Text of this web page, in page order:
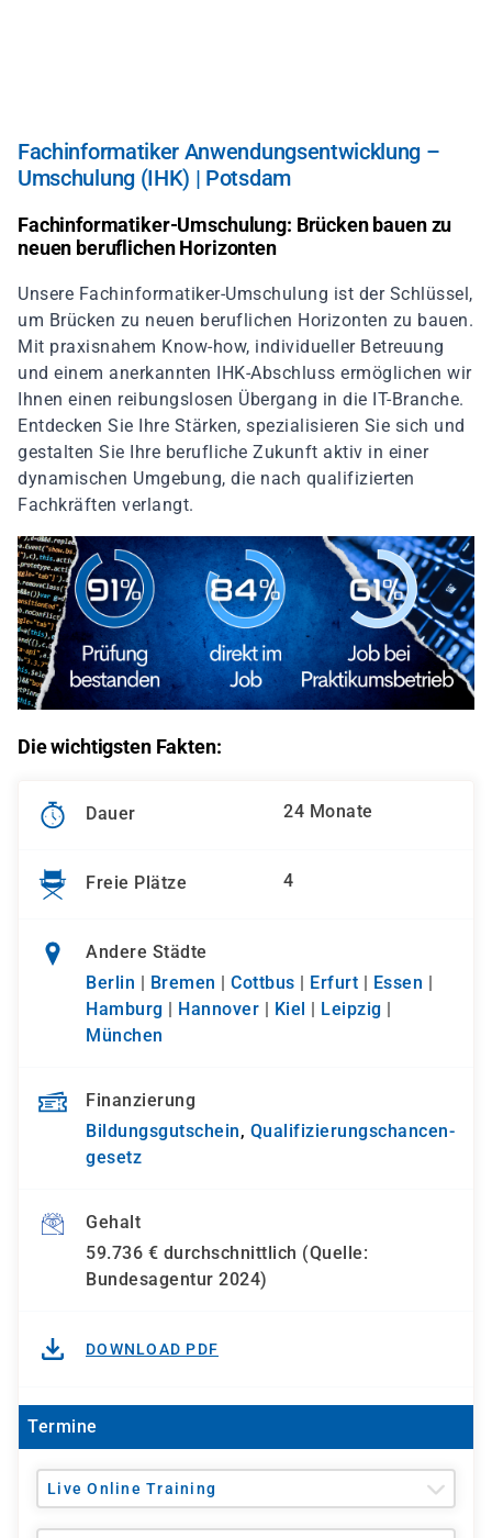
Fachinformatiker Anwendungsentwicklung –
Umschulung (IHK) | Potsdam
Fachinformatiker-Umschulung: Brücken bauen zu
neuen beruflichen Horizonten
Unsere Fachinformatiker-Umschulung ist der Schlüssel,
um Brücken zu neuen beruflichen Horizonten zu bauen.
Mit praxisnahem Know-how, individueller Betreuung
und einem anerkannten IHK-Abschluss ermöglichen wir
Ihnen einen reibungslosen Übergang in die IT-Branche.
Entdecken Sie Ihre Stärken, spezialisieren Sie sich und
gestalten Sie Ihre berufliche Zukunft aktiv in einer
dynamischen Umgebung, die nach qualifizierten
Fachkräften verlangt.
Die wichtigsten Fakten:
Dauer 24 Monate
Freie Plätze 4
Andere Städte
Berlin
Bremen Cottbus Erfurt Essen
Hamburg
Hannover Kiel Leipzig
München
Finanzierung
Bildungsgutschein, Qualifizierungs­chancen­
gesetz
Gehalt
59.736 € durchschnittlich (Quelle:
Bundesagentur 2024)
DOWNLOAD PDF
Termine
Live Online Training